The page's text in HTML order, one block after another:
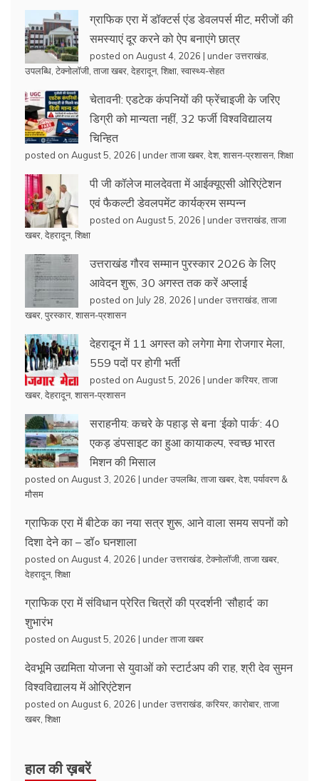
ग्राफिक एरा में डॉक्टर्स एंड डेवलपर्स मीट, मरीजों की
समस्याएं दूर करने को ऐप बनाएंगे छात्र
posted on August 4, 2026 | underउत्तराखंड
उपलब्धि टेक्नोलॉजी ताजा खबर देहरादून, शिक्षा स्वास्थ्य-सेहत
चेतावनी: एडटेक कंपनियों की फ्रेंचाइजी के जरिए
डिग्री को मान्यता नहीं, 32 फर्जी विश्वविद्यालय
चिन्हित
posted on August 5, 2026 | underताजा खबर देश, शासन-प्रशासन, शिक्षा
पी जी कॉलेज मालदेवता में आईक्यूएसी ओरिएंटेशन
एवं फैकल्टी डेवलपमेंट कार्यक्रम सम्पन्न
posted on August 5, 2026 | underउत्तराखंड ताजा
खबर देहरादून, शिक्षा
उत्तराखंड गौरव सम्मान पुरस्कार 2026 के लिए
आवेदन शुरू, 30 अगस्त तक करें अप्लाई
posted on July 28, 2026 | underउत्तराखंड ताजा
खबर पुरस्कार शासन-प्रशासन
देहरादून में 11 अगस्त को लगेगा मेगा रोजगार मेला,
559 पदों पर होगी भर्ती
posted on August 5, 2026 | underकरियर ताजा
खबर देहरादून, शासन-प्रशासन
सराहनीय: कचरे के पहाड़ से बना ‘ईको पार्क’: 40
एकड़ डंपसाइट का हुआ कायाकल्प, स्वच्छ भारत
मिशन की मिसाल
posted on August 3, 2026 | underउपलब्धि ताजा खबर देश, पर्यावरण &
मौसम
ग्राफिक एरा में बीटेक का नया सत्र शुरू, आने वाला समय सपनों को
दिशा देने का – डॉ० घनशाला
posted on August 4, 2026 | underउत्तराखंड टेक्नोलॉजी ताजा खबर
देहरादून, शिक्षा
ग्राफिक एरा में संविधान प्रेरित चित्रों की प्रदर्शनी ‘सौहार्द’ का
शुभारंभ
posted on August 5, 2026 | underताजा खबर
देवभूमि उद्यमिता योजना से युवाओं को स्टार्टअप की राह, श्री देव सुमन
विश्वविद्यालय में ओरिएंटेशन
posted on August 6, 2026 | underउत्तराखंड करियर कारोबार ताजा
खबर शिक्षा
हाल की ख़बरें